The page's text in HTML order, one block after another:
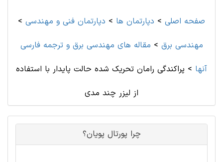
صفحه اصلی > دپارتمان ها > دپارتمان فنی و مهندسی >
مهندسی برق > مقاله های مهندسی برق و ترجمه فارسی
آنها > پراکندگی رامان تحریک شده حالت پایدار با استفاده
از لیزر چند مدی
چرا پورتال پویان؟